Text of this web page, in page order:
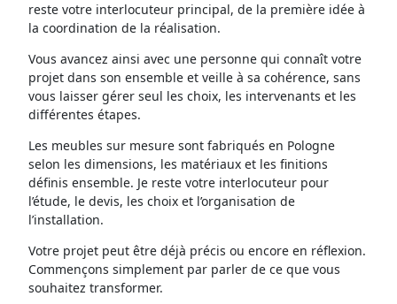
reste votre interlocuteur principal, de la première idée à
la coordination de la réalisation.
Vous avancez ainsi avec une personne qui connaît votre
projet dans son ensemble et veille à sa cohérence, sans
vous laisser gérer seul les choix, les intervenants et les
différentes étapes.
Les meubles sur mesure sont fabriqués en Pologne
selon les dimensions, les matériaux et les finitions
définis ensemble. Je reste votre interlocuteur pour
l’étude, le devis, les choix et l’organisation de
l’installation.
Votre projet peut être déjà précis ou encore en réflexion.
Commençons simplement par parler de ce que vous
souhaitez transformer.